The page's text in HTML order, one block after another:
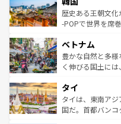
はコンテンツ一覧
ビング、ハイキ
い。オーストラ
参照してほしい。
と山間の静けさ
驚きをもたらし
容にもいいと評判
が味
照してほしい。
歴史ある王朝文
-POPで世界を席
き、地方に足を延
できる。そして
まで、さまざま
リティに包まれな
覧を参照してほし
ベトナム
豊かな自然と多
く伸びる国土に
急速な発展と共に
ーチミン市のフ
醸し出している
タイ
タイは、東南ア
国だ。首都バン